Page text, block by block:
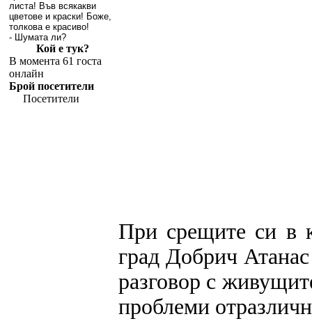
листа! Във всякакви
цветове и краски! Боже,
толкова е красиво!
- Шумата ли?
Кой е тук?
В момента 61 госта
онлайн
Брой посетители
Посетители
При срещите си в
град Добрич
разговор с
проблеми